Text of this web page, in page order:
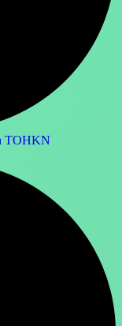
TOHKN